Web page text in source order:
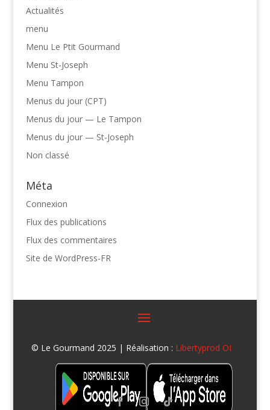
Actualités
menu
Menu Le Ptit Gourmand
Menu St-Joseph
Menu Tampon
Menus du jour (CPT)
Menus du jour — Le Tampon
Menus du jour — St-Joseph
Non classé
Méta
Connexion
Flux des publications
Flux des commentaires
Site de WordPress-FR
© Le Gourmand 2025 | Réalisation : Libertyprod OI